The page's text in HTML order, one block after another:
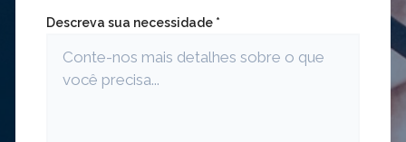
Descreva sua necessidade *